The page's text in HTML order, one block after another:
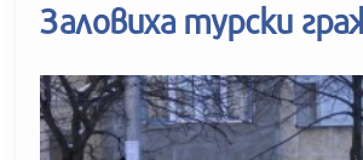
Заловиха турски